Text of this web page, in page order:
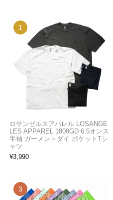
ロサンゼルスアパレル LOSANGE
LES APPAREL 1809GD 6.5オンス
半袖 ガーメントダイ ポケットTシ
ャツ
¥3,990